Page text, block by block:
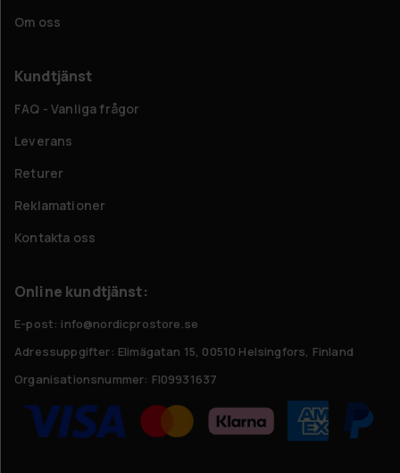
Om oss
Kundtjänst
FAQ - Vanliga frågor
Leverans
Returer
Reklamationer
Kontakta oss
Online kundtjänst:
E-post: info@nordicprostore.se
Adressuppgifter: Elimägatan 15, 00510 Helsingfors, Finland
Organisationsnummer: FI09931637